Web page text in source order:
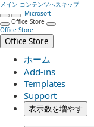
メイン コンテンツへスキップ
Microsoft
Office Store
Office Store
Office Store
ホーム
Add-ins
Templates
Support
表示数を増やす